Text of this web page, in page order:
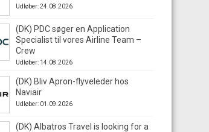
Udløber: 24.08.2026
(DK) PDC søger en Application
Specialist til vores Airline Team –
Crew
Udløber: 14.08.2026
(DK) Bliv Apron-flyveleder hos
Naviair
Udløber: 01.09.2026
(DK) Albatros Travel is looking for a